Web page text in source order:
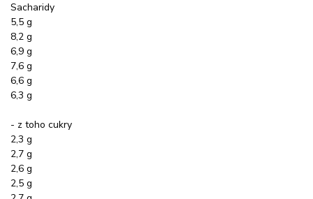
Sacharidy
5,5 g
8,2 g
6,9 g
7,6 g
6,6 g
6,3 g
- z toho cukry
2,3 g
2,7 g
2,6 g
2,5 g